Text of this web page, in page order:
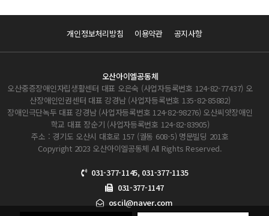
개인정보처리방침 이용약관 공지사항
오산아이엘공동체
오산중증장애인자립생활센터 대표 오은숙 (사업자등록번호 124-82-77437) 오
산장애인인권센터 대표 강경남 (사업자등록번호 135-82-85882)
장애인극단녹두 대표 강경남 (사업자등록번호 124-82-98276) 오산씨앗장애인
학교 대표 장순기 (사업자등록번호 124-82-83905)
주소 : 경기도 오산시 대호로 157 (궐동 608-5) 명문빌딩 201호
Copyright 2023 오산아이엘공동체 All Rights Reserved.
031-377-1145, 031-377-1135
031-377-1147
oscil@naver.com